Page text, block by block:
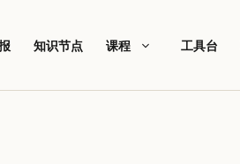
知识节点 课程 工具台